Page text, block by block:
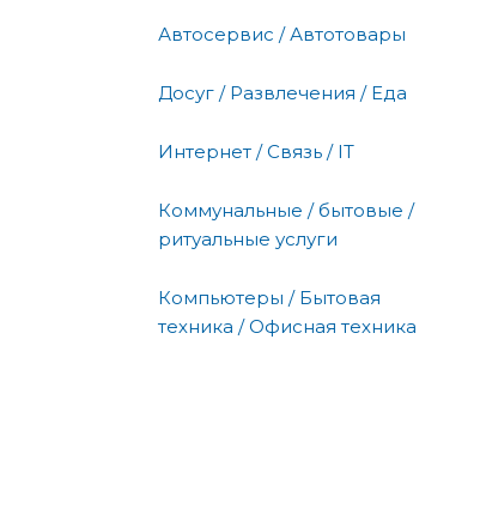
Автосервис / Автотовары
Досуг / Развлечения / Еда
Интернет / Связь / IT
Коммунальные / бытовые /
ритуальные услуги
Компьютеры / Бытовая
техника / Офисная техника